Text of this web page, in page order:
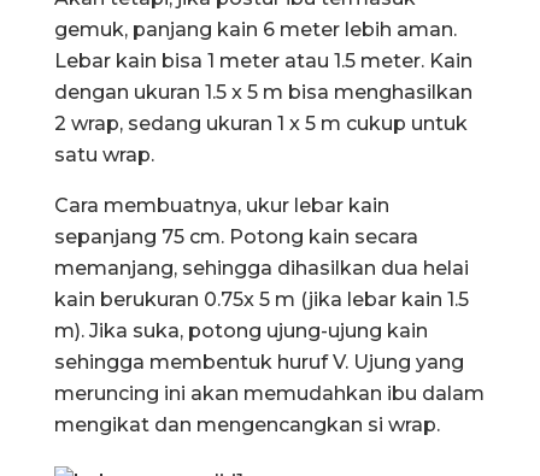
gemuk, panjang kain 6 meter lebih aman.
Lebar kain bisa 1 meter atau 1.5 meter. Kain
dengan ukuran 1.5 x 5 m bisa menghasilkan
2 wrap, sedang ukuran 1 x 5 m cukup untuk
satu wrap.
Cara membuatnya, ukur lebar kain
sepanjang 75 cm. Potong kain secara
memanjang, sehingga dihasilkan dua helai
kain berukuran 0.75x 5 m (jika lebar kain 1.5
m). Jika suka, potong ujung-ujung kain
sehingga membentuk huruf V. Ujung yang
meruncing ini akan memudahkan ibu dalam
mengikat dan mengencangkan si wrap.